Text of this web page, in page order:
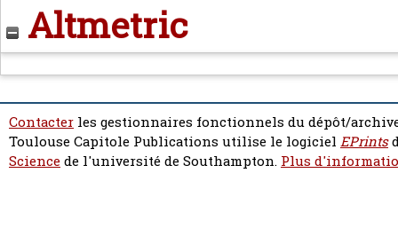
Altmetric
Contacter les gestionnaires fonctionnels du dépôt/
Toulouse Capitole Publications utilise le logiciel EPrints
Sciencede l'université de Southampton. Plus